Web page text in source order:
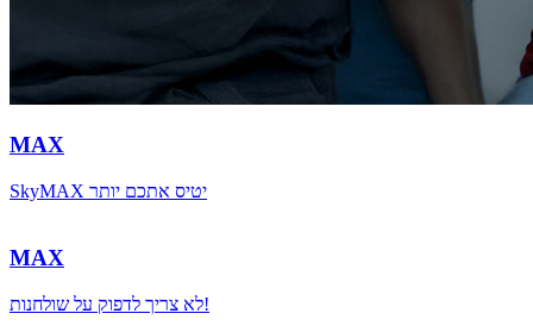
MAX
SkyMAX יטיס אתכם יותר
MAX
לא צריך לדפוק על שולחנות!